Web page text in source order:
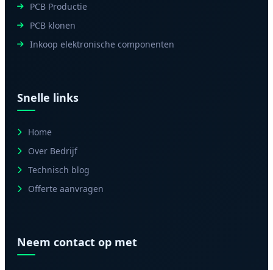
PCB Productie
PCB klonen
Inkoop elektronische componenten
Snelle links
Home
Over Bedrijf
Technisch blog
Offerte aanvragen
Neem contact op met